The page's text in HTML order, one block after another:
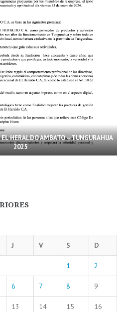
HERALDO AMBATO – TUNGURAHUA
2025
J V S D
1 2
6 7 8 9
13 14 15 16